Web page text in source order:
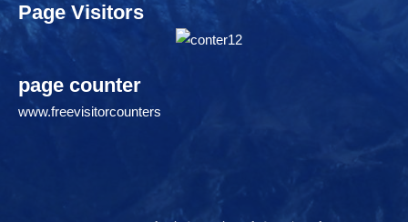
Page Visitors
page counter
www.freevisitorcounters